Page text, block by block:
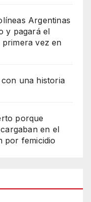
Argentinas
y pagará el
primera vez en
con una historia
porque
en el
por femicidio